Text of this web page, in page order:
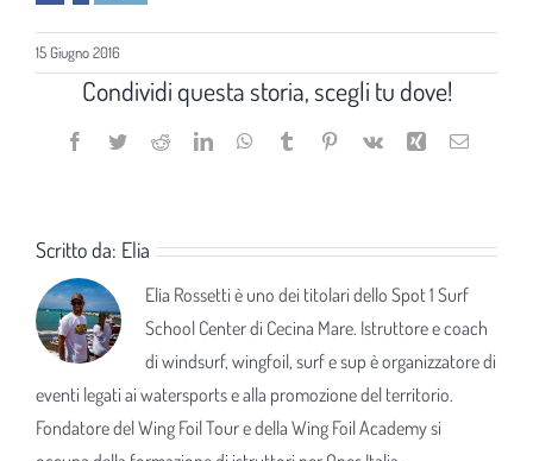
15 Giugno 2016
Condividi questa storia, scegli tu dove!
Facebook
TwitterRedditLinkedInWhatsApp
TumblrPinterest
Vk Xing Email
Scritto da: Elia
Elia Rossetti è uno dei titolari dello Spot 1 Surf
School Center di Cecina Mare. Istruttore e coach
di windsurf, wingfoil, surf e sup è organizzatore di
eventi legati ai watersports e alla promozione del territorio.
Fondatore del Wing Foil Tour e della Wing Foil Academy si